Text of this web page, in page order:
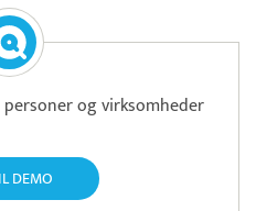
og virksomheder
DEMO